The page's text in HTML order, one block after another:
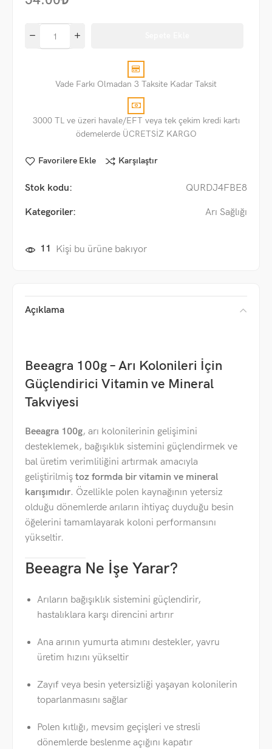
Vade Farkı Olmadan 3 Taksite Kadar Taksit
3000 TL ve üzeri havale/EFT veya tek çekim kredi kartı
ödemelerde ÜCRETSİZ KARGO
Favorilere Ekle Karşılaştır
Stok kodu: QURDJ4FBE8
Kategoriler: Arı Sağlığı
11 Kişi bu ürüne bakıyor
Açıklama
Beeagra 100g – Arı Kolonileri İçin
Güçlendirici Vitamin ve Mineral
Takviyesi
Beeagra 100g, arı kolonilerinin gelişimini
desteklemek, bağışıklık sistemini güçlendirmek ve
bal üretim verimliliğini artırmak amacıyla
geliştirilmiş toz formda bir vitamin ve mineral
karışımıdır. Özellikle polen kaynağının yetersiz
olduğu dönemlerde arıların ihtiyaç duyduğu besin
öğelerini tamamlayarak koloni performansını
yükseltir.
Beeagra Ne İşe Yarar?
Arıların bağışıklık sistemini güçlendirir,
hastalıklara karşı direncini artırır
Ana arının yumurta atımını destekler, yavru
üretim hızını yükseltir
Zayıf veya besin yetersizliği yaşayan kolonilerin
toparlanmasını sağlar
Polen kıtlığı, mevsim geçişleri ve stresli
dönemlerde beslenme açığını kapatır